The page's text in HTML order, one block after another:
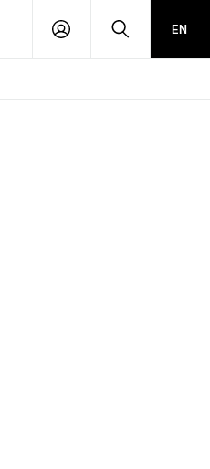
PŘIHLÁSIT HLEDATEN